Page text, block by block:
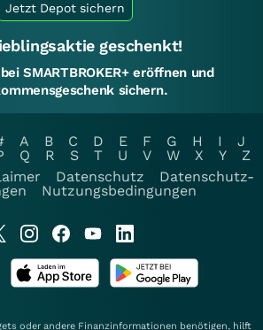
Jetzt Depot sichern
geschenkt!
SMARTBROKER+ eröffnen und
sichern.
A B C D E F G H I
J
Q R S T U V W X Y
Z
Datenschutz
Datenschutz-
Nutzungsbedingungen
oder andere Finanzinformationen benötigen, hilft